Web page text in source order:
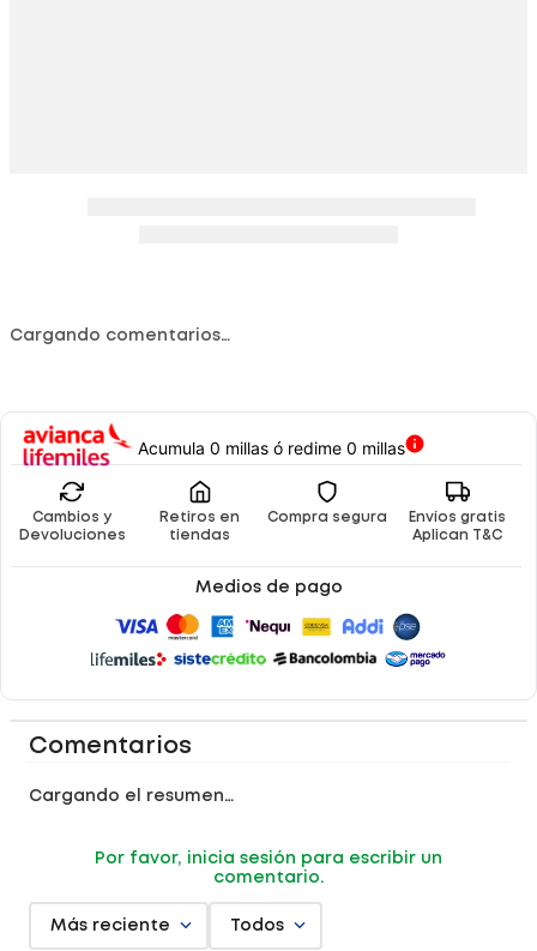
Cargando comentarios…
Acumula 0 millas ó redime 0 millas
Cambios y
Devoluciones
Retiros en
tiendas
Compra segura
Envíos gratis
Aplican T&C
Medios de pago
Comentarios
Cargando el resumen…
Por favor, inicia sesión para escribir un
comentario.
Más reciente Todos